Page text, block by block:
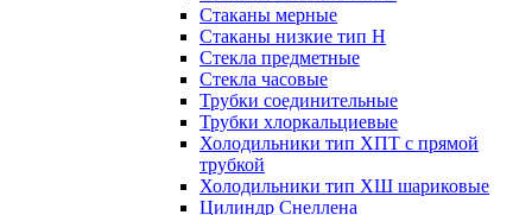
Стаканы мерные
Стаканы низкие тип Н
Стекла предметные
Стекла часовые
Трубки соединительные
Трубки хлоркальциевые
Холодильники тип ХПТ с прямой
трубкой
Холодильники тип ХШ шариковые
Цилиндр Снеллена